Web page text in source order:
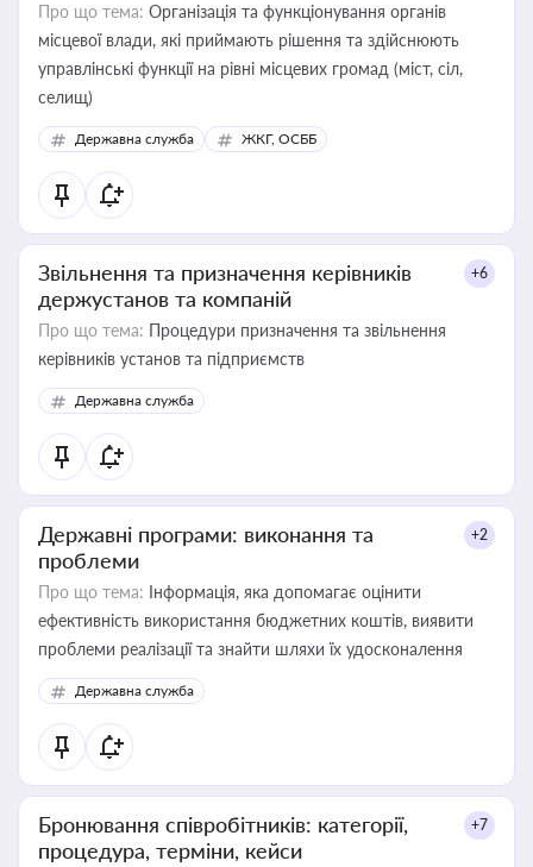
Про що тема: Організація та функціонування органів
місцевої влади, які приймають рішення та здійснюють
управлінські функції на рівні місцевих громад (міст, сіл,
селищ)
Державна служба ЖКГ, ОСББ
Звільнення та призначення керівників
держустанов та компаній
+6
Про що тема: Процедури призначення та звільнення
керівників установ та підприємств
Державна служба
Державні програми: виконання та
проблеми
+2
Про що тема: Інформація, яка допомагає оцінити
ефективність використання бюджетних коштів, виявити
проблеми реалізації та знайти шляхи їх удосконалення
Державна служба
Бронювання співробітників: категорії,
процедура, терміни, кейси
+7